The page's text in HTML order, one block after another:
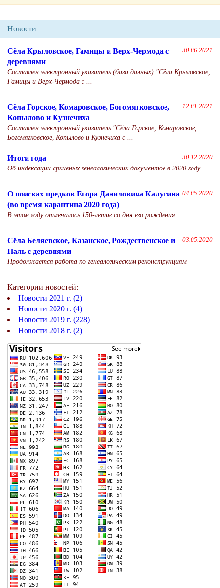
Новости
30.06.2021
Сёла Крыловское, Гамицы и Верх-Чермода с
деревнями
Составлен электронный указатель (база данных) "Сёла Крыловское,
Гамицы и Верх-Чермода с ...
12.01.2021
Сёла Горское, Комаровское, Богомягковское,
Копылово и Кузнечиха
Составлен электронный указатель "Сёла Горское, Комаровское,
Богомягковское, Копылово и Кузнечиха с ...
30.12.2020
Итоги года
Об индексации архивных генеалогических документов в 2020 году
04.05.2020
О поисках предков Егора Даниловича Калугина
(во время карантина 2020 года)
В этом году отмечалось 150-летие со дня его рождения.
03.05.2020
Сёла Беляевское, Казанское, Рождественское и
Паль с деревнями
Продолжается работа по генеалогическим реконструкциям
Категории новостей:
Новости 2021 г. (2)
Новости 2020 г. (4)
Новости 2019 г. (228)
Новости 2018 г. (2)